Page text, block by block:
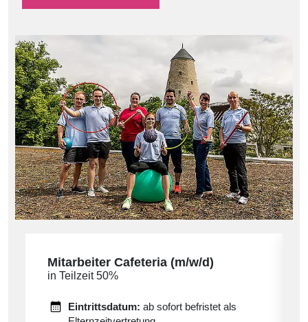
Mitarbeiter Cafeteria (m/w/d)
in Teilzeit 50%
Eintrittsdatum: ab sofort befristet als